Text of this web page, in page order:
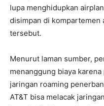
lupa menghidupkan
disimpan di kompartemen
tersebut.
Menurut laman sumber,
menanggung biaya
jaringan roaming
AT&T bisa melacak